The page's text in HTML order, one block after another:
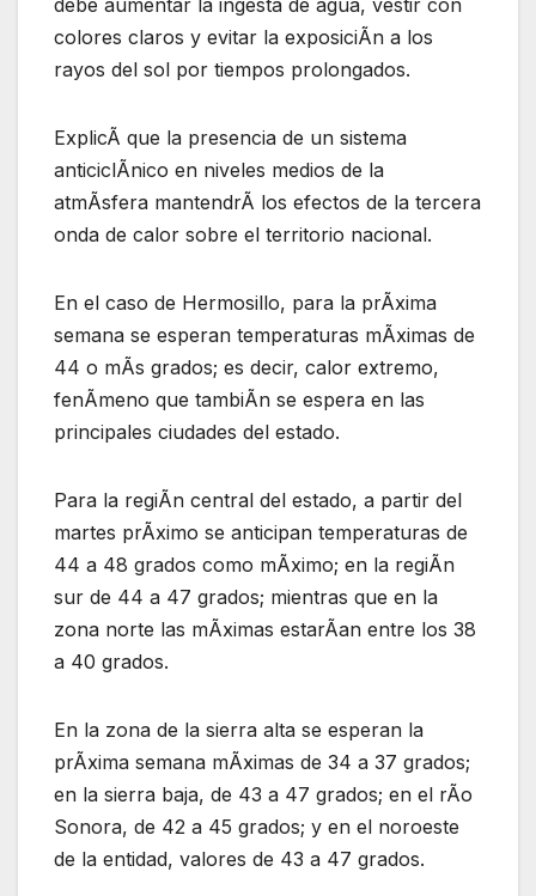
debe aumentar la ingesta de agua, vestir con
colores claros y evitar la exposiciÃn a los
rayos del sol por tiempos prolongados.
ExplicÃ que la presencia de un sistema
anticiclÃnico en niveles medios de la
atmÃsfera mantendrÃ los efectos de la tercera
onda de calor sobre el territorio nacional.
En el caso de Hermosillo, para la prÃxima
semana se esperan temperaturas mÃximas de
44 o mÃs grados; es decir, calor extremo,
fenÃmeno que tambiÃn se espera en las
principales ciudades del estado.
Para la regiÃn central del estado, a partir del
martes prÃximo se anticipan temperaturas de
44 a 48 grados como mÃximo; en la regiÃn
sur de 44 a 47 grados; mientras que en la
zona norte las mÃximas estarÃan entre los 38
a 40 grados.
En la zona de la sierra alta se esperan la
prÃxima semana mÃximas de 34 a 37 grados;
en la sierra baja, de 43 a 47 grados; en el rÃo
Sonora, de 42 a 45 grados; y en el noroeste
de la entidad, valores de 43 a 47 grados.